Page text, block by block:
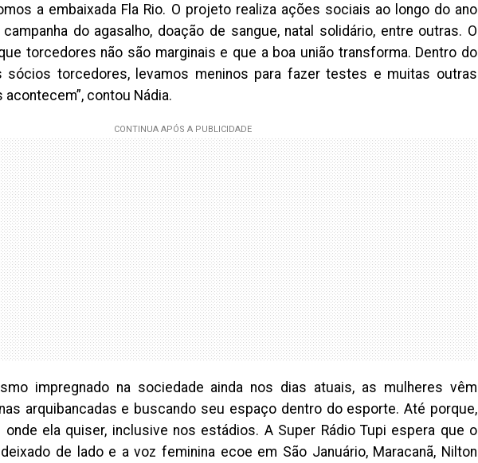
a embaixada Fla Rio. O projeto realiza ações sociais ao longo do ano
do agasalho, doação de sangue, natal solidário, entre outras. O
torcedores não são marginais e que a boa união transforma. Dentro do
sócios torcedores, levamos meninos para fazer testes e muitas outras
contou Nádia.
impregnado na sociedade ainda nos dias atuais, as mulheres vêm
arquibancadas e buscando seu espaço dentro do esporte. Até porque,
onde ela quiser, inclusive nos estádios. A Super Rádio Tupi espera que o
de lado e a voz feminina ecoe em São Januário, Maracanã, Nilton